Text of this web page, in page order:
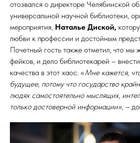
отозвался о директоре Челябинской
универсальной научной библиотеки,
мероприятия, Наталье Диской,
любви к профессии и достойным
Почетный гость также отметил, что
фейков, и дело библиотекарей –
качества в этот хаос. «Мне кажется,
будущее, потому что государство
людях самостоятельно мыслящих,
только достоверной информации», –